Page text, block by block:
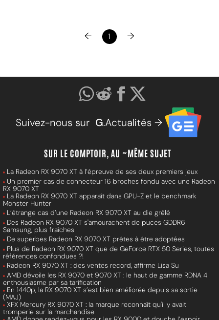
← 1 →
Suivez-nous sur G.Actualités →
SUR LE COMPTOIR, AU ~MÊME SUJET
La Radeon RX 9070 XT à l’épreuve de ses deux premiers jeux
Un premier cas de connecteur 16 broches fondu avec une Radeon
RX 9070 XT
La Radeon RX 9070 XT apparaît dans GPU-Z et le benchmark
Monster Hunter
L’étrange cas d’une Radeon RX 9070 XT au die grêlé
Des Radeon RX 9070 XT s'amourachent de puces GDDR6
Samsung, plus fraîches
De superbes Radeon RX 9070 XT prêtes à être adoptées
Plus de Radeon RX 9070 XT que de GeForce RTX 50 Series, toutes
références confondues ?!
Radeon RX 9070 XT : des ventes record, affirme Lisa Su
AMD dévoile les RX 9070 et 9070 XT : le haut de gamme RDNA 4
enthousiasme par sa tarification
En 1440p, la RX 9070 XT s’est bien améliorée depuis sa sortie
(MAJ)
XFX Mercury RX 9070 XT : la marque reconnaît qu'il y avait
tromperie sur la marchandise